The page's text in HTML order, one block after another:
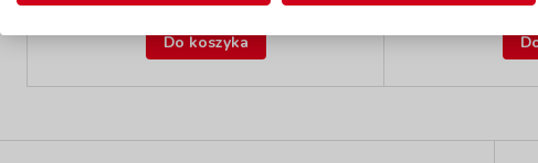
Do koszyka